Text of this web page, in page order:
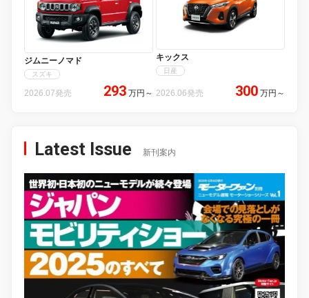
ジムニーノマド
スズキ
2026.07発売 293 万円 ～
キックス
日産
2026.06発売 300 万円 ～
Latest Issue 新刊案内